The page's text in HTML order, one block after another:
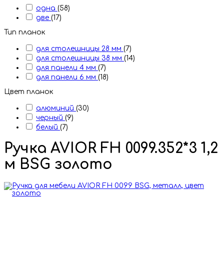
одна (58)
две (17)
Тип планок
для столешницы 28 мм (7)
для столешницы 38 мм (14)
для панели 4 мм (7)
для панели 6 мм (18)
Цвет планок
алюминий (30)
черный (9)
белый (7)
Ручка AVIOR FH 0099.352*3 1,2
м BSG золото